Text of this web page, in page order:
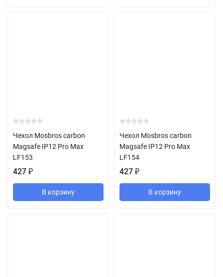
Чехол Mosbros carbon
Magsafe IP12 Pro Max
LF153
427 ₽
В корзину
Чехол Mosbros carbon
Magsafe IP12 Pro Max
LF154
427 ₽
В корзину